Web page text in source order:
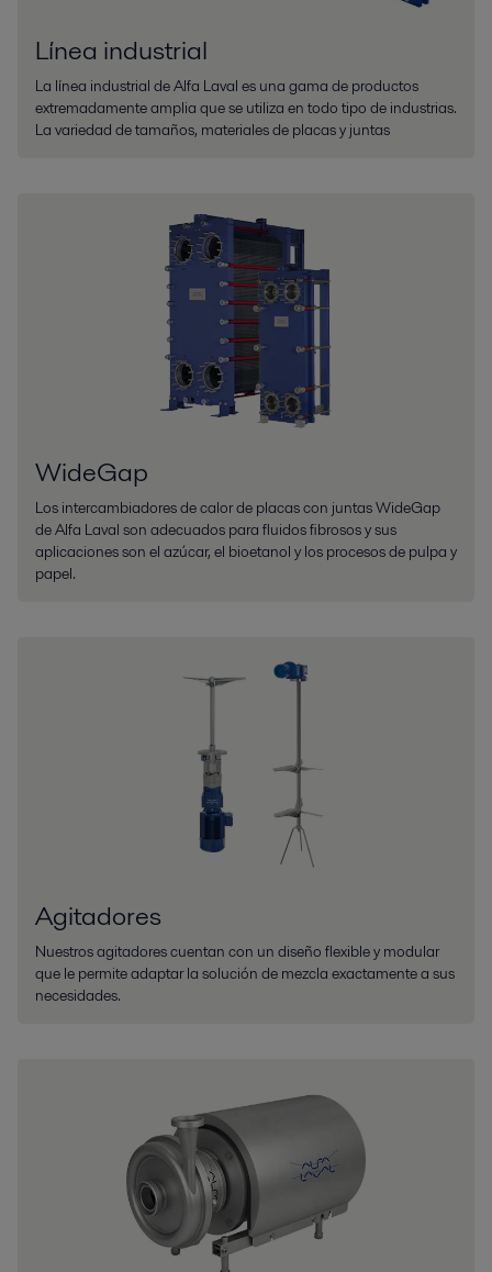
Línea industrial
La línea industrial de Alfa Laval es una gama de productos
extremadamente amplia que se utiliza en todo tipo de industrias.
La variedad de tamaños, materiales de placas y juntas
WideGap
Los intercambiadores de calor de placas con juntas WideGap
de Alfa Laval son adecuados para fluidos fibrosos y sus
aplicaciones son el azúcar, el bioetanol y los procesos de pulpa y
papel.
Agitadores
Nuestros agitadores cuentan con un diseño flexible y modular
que le permite adaptar la solución de mezcla exactamente a sus
necesidades.